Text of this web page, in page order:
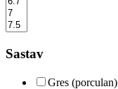
Sastav
Gres (porculan)